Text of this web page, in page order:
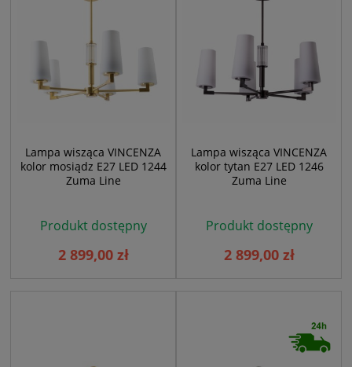
Lampa wisząca VINCENZA
kolor mosiądz E27 LED 1244
Zuma Line
Produkt dostępny
2 899,00 zł
Lampa wisząca VINCENZA
kolor tytan E27 LED 1246
Zuma Line
Produkt dostępny
2 899,00 zł